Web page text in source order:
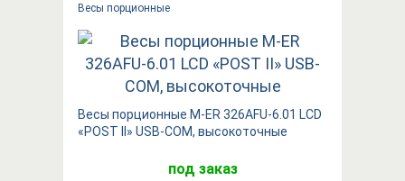
Весы порционные
Весы порционные M-ER 326AFU-6.01 LCD
«POST II» USB-COM, высокоточные
под заказ